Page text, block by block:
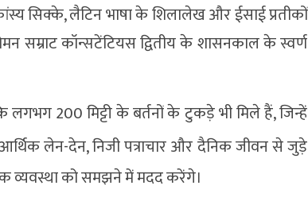
सिक्के, लैटिन भाषा के शिलालेख और ईसाई प्रतीकों
सम्राट कॉन्सटेंटियस द्वितीय के शासनकाल के स्वर्ण
लगभग 200 मिट्टी के बर्तनों के टुकड़े भी मिले हैं, जिन्हें
लेन-देन, निजी पत्राचार और दैनिक जीवन से जुड़े
व्यवस्था को समझने में मदद करेंगे।